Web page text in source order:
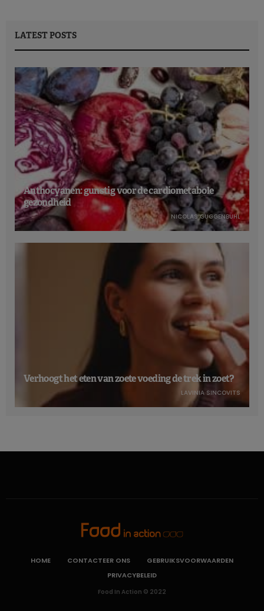
LATEST POSTS
Anthocyanen: gunstig voor de cardiometabole
gezondheid
NICOLAS GUGGENBÜHL
Verhoogt het eten van zoete voeding de trek in zoet?
LAVINIA SINCOVITS
HOME CONTACTEER ONS
GEBRUIKSVOORWAARDEN
PRIVACYBELEID
Food In Action © 2022